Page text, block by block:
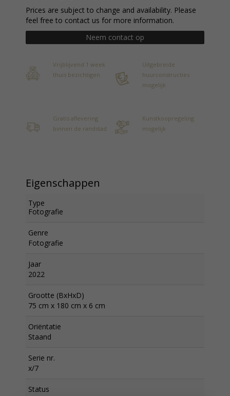
Prices are subject to change and availability. Please
feel free to contact us for more information.
Neem contact op
Vrijblijvend 1 week
thuis bezichtigen
Uitgebreide
huurconstructies
mogelijk
Gratis aflevering
binnen de randstad
Kunstkoopregeling
mogelijk
Eigenschappen
Type
Fotografie
Genre
Fotografie
Jaar
2022
Grootte (BxHxD)
75 cm x 180 cm x 6 cm
Oriëntatie
Staand
Serie nr.
x/7
Status